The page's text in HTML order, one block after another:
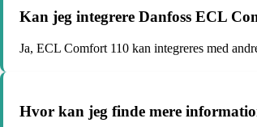
Kan jeg integrere Danfoss ECL
Ja, ECL Comfort 110 kan integreres med
Hvor kan jeg finde mere